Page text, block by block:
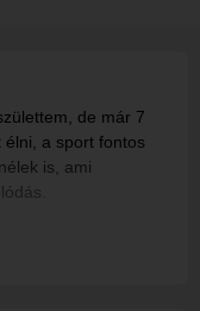
de már 7
a sport fontos
is, ami
legyen szó egy
csak a természet